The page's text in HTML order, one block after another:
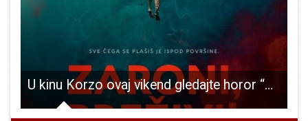
U kinu Korzo ovaj vikend gledajte horor “Zaroni, preživi”